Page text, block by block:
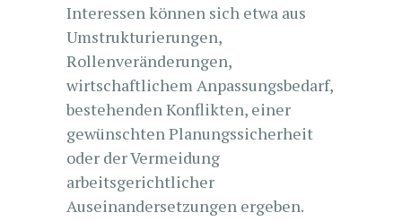
Interessen können sich etwa aus
Umstrukturierungen,
Rollenveränderungen,
wirtschaftlichem Anpassungsbedarf,
bestehenden Konflikten, einer
gewünschten Planungssicherheit
oder der Vermeidung
arbeitsgerichtlicher
Auseinandersetzungen ergeben.